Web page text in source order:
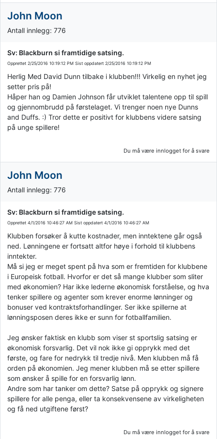
John Moon
Antall innlegg: 776
Sv: Blackburn si framtidige satsing.
Opprettet 2/25/2016 10:19:12 PM Sist oppdatert 2/25/2016 10:19:12 PM
Herlig Med David Dunn tilbake i klubben!!! Virkelig en nyhet jeg
setter pris på!
Håper han og Damien Johnson får utviklet talentene opp til spill
og gjennombrudd på førstelaget. Vi trenger noen nye Dunns
and Duffs. :) Tror dette er positivt for klubbens videre satsing
på unge spillere!
Du må være innlogget for å svare
John Moon
Antall innlegg: 776
Sv: Blackburn si framtidige satsing.
Opprettet 4/1/2016 10:46:27 AM Sist oppdatert 4/1/2016 10:46:27 AM
Klubben forsøker å kutte kostnader, men inntektene går også
ned. Lønningene er fortsatt altfor høye i forhold til klubbens
inntekter.
Må si jeg er meget spent på hva som er fremtiden for klubbene
i Europeisk fotball. Hvorfor er det så mange klubber som sliter
med økonomien? Har ikke lederne økonomisk forståelse, og hva
tenker spillere og agenter som krever enorme lønninger og
bonuser ved kontraktsforhandlinger. Ser ikke spillerne at
lønningsposen deres ikke er sunn for fotballfamilien.
Jeg ønsker faktisk en klubb som viser st sportslig satsing er
økonomisk forsvarlig. Det vil nok ikke gi opprykk med det
første, og fare for nedrykk til tredje nivå. Men klubben må få
orden på økonomien. Jeg mener klubben må se etter spillere
som ønsker å spille for en forsvarlig lønn.
Andre som har tanker om dette? Satse på opprykk og signere
spillere for alle penga, eller ta konsekvensene av virkeligheten
og få ned utgiftene først?
Du må være innlogget for å svare